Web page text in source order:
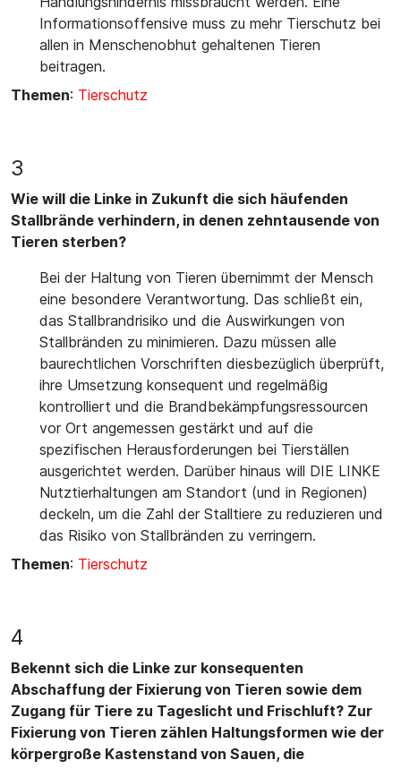
Informationsoffensive muss zu mehr Tierschutz bei
allen in Menschenobhut gehaltenen Tieren
beitragen.
Themen: Tierschutz
3
Wie will die Linke in Zukunft die sich häufenden
Stallbrände verhindern, in denen zehntausende von
Tieren sterben?
Bei der Haltung von Tieren übernimmt der Mensch
eine besondere Verantwortung. Das schließt ein,
das Stallbrandrisiko und die Auswirkungen von
Stallbränden zu minimieren. Dazu müssen alle
baurechtlichen Vorschriften diesbezüglich überprüft,
ihre Umsetzung konsequent und regelmäßig
kontrolliert und die Brandbekämpfungsressourcen
vor Ort angemessen gestärkt und auf die
spezifischen Herausforderungen bei Tierställen
ausgerichtet werden. Darüber hinaus will DIE LINKE
Nutztierhaltungen am Standort (und in Regionen)
deckeln, um die Zahl der Stalltiere zu reduzieren und
das Risiko von Stallbränden zu verringern.
Themen: Tierschutz
4
Bekennt sich die Linke zur konsequenten
Abschaffung der Fixierung von Tieren sowie dem
Zugang für Tiere zu Tageslicht und Frischluft? Zur
Fixierung von Tieren zählen Haltungsformen wie der
körpergroße Kastenstand von Sauen, die